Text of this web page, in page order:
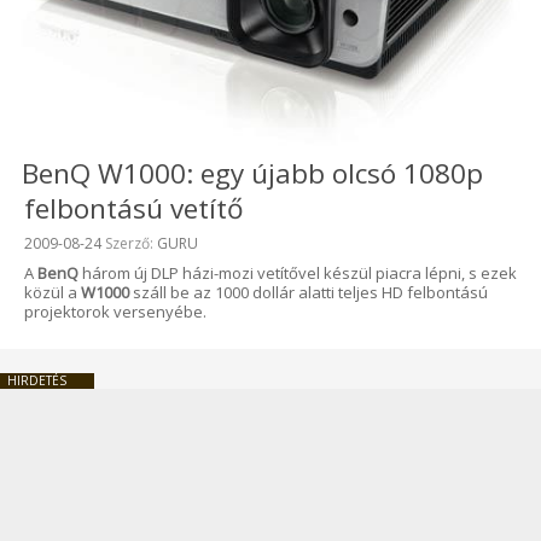
BenQ W1000: egy újabb olcsó 1080p
felbontású vetítő
Beküldve:
2009-08-24Szerző: GURU
A BenQ három új DLP házi-mozi vetítővel készül piacra lépni, s ezek
közül a W1000száll be az 1000 dollár alatti teljes HD felbontású
projektorok versenyébe.
HIRDETÉS